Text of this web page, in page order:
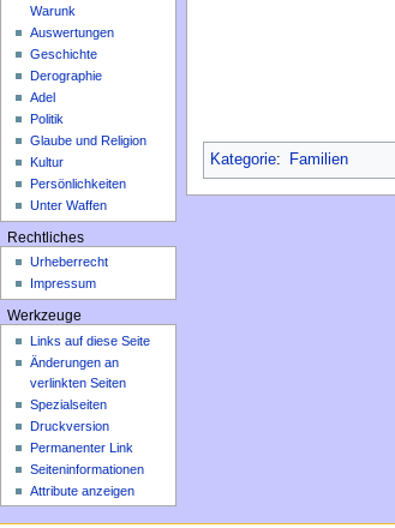
Kategorie: Familien
Warunk
Auswertungen
Geschichte
Derographie
Adel
Politik
Glaube und Religion
Kultur
Persönlichkeiten
Unter Waffen
Rechtliches
Urheberrecht
Impressum
Werkzeuge
Links auf diese Seite
Änderungen an
verlinkten Seiten
Spezialseiten
Druckversion
Permanenter Link
Seiten­­informationen
Attribute anzeigen